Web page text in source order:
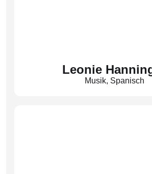
Leonie
Musik, Spanisch